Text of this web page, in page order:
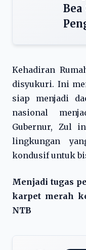
Kehadiran
disyukuri. Ini
siap menjadi
nasional
Gubernur, Zul
lingkungan
kondusif untuk
Menjadi tugas
karpet merah
NTB